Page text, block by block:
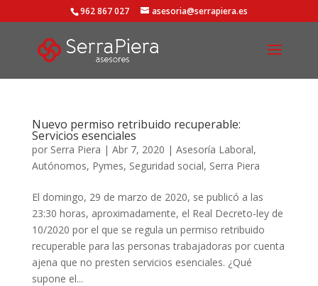
962 867 027 asesoria@serrapiera.es
Nuevo permiso retribuido recuperable:
Servicios esenciales
por Serra Piera | Abr 7, 2020 | Asesoría Laboral,
Autónomos, Pymes, Seguridad social, Serra Piera
El domingo, 29 de marzo de 2020, se publicó a las
23:30 horas, aproximadamente, el Real Decreto-ley de
10/2020 por el que se regula un permiso retribuido
recuperable para las personas trabajadoras por cuenta
ajena que no presten servicios esenciales. ¿Qué
supone el...